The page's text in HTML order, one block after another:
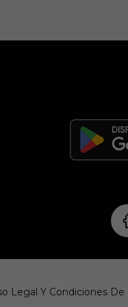
Legal Y Condiciones De